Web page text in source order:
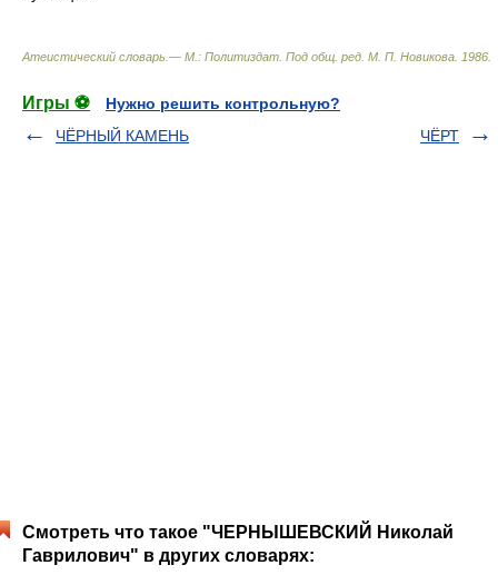
Атеистический словарь.— М.: Политиздат Под общ. ред. М. П. Новикова 1986
Игры ⚽
Нужно решить контрольную?
ЧЁРНЫЙ КАМЕНЬ
ЧЁРТ
Смотреть что такое "ЧЕРНЫШЕВСКИЙ Николай
Гаврилович" в других словарях: